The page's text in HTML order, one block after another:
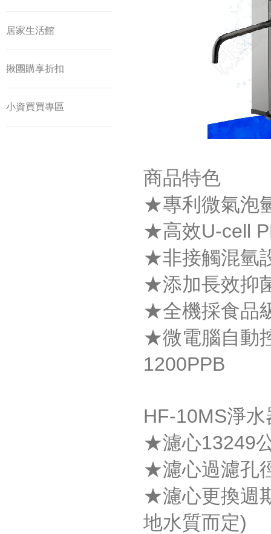
居家生活館
揪團購享折扣
小資買買專區
商品特色
★專利微氣泡
★高效U-cell
★非接觸混氫
★添加長效抑
★全機採食品
★微電腦自動
1200PPB
HF-10MS淨水
★濾心13249
★濾心過濾孔
★濾心更換週
地水質而定)